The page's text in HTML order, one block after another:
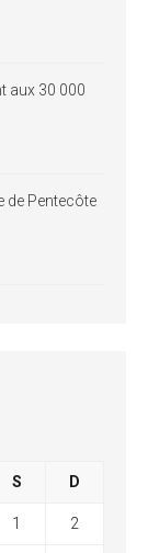
aux 30 000
de Pentecôte
S D
1 2